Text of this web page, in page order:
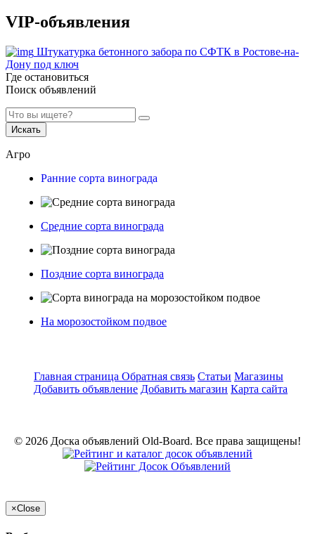
VIP-объявления
Штукатурка бетонного забора по СФТК в Ростове-на-
Дону под ключ
Где остановиться
Поиск объявлений
Искать
Агро
Ранние сорта винограда
Средние сорта винограда
Поздние сорта винограда
На морозостойком подвое
Главная страница Обратная связь Статьи Магазины
Добавить объявление Добавить магазин Карта сайта
© 2026 Доска объявлений Old-Board. Все права защищены!
×Close